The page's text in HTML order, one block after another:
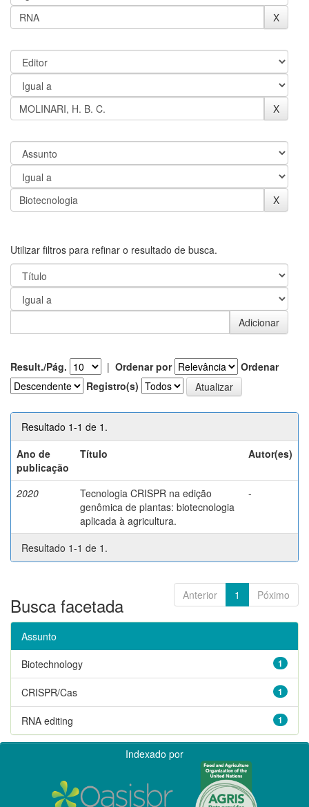
Utilizar filtros para refinar o resultado de busca.
Result./Pág. | Ordenar por
Ordenar
Registro(s)
Resultado 1-1 de 1.
Ano de
publicação
Título Autor(es)
2020
Tecnologia CRISPR na edição
genômica de plantas: biotecnologia
aplicada à agricultura.
-
Resultado 1-1 de 1.
Anterior 1 Póximo
Busca facetada
Assunto
1
Biotechnology
1
CRISPR/Cas
1
RNA editing
Indexado por